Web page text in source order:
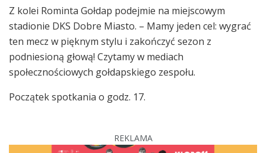
Z kolei Rominta Gołdap podejmie na miejscowym
stadionie DKS Dobre Miasto. – Mamy jeden cel: wygrać
ten mecz w pięknym stylu i zakończyć sezon z
podniesioną głową! Czytamy w mediach
społecznościowych gołdapskiego zespołu.
Początek spotkania o godz. 17.
REKLAMA